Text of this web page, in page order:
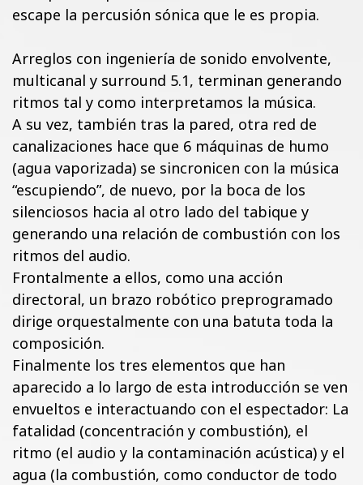
escape la percusión sónica que le es propia.
Arreglos con ingeniería de sonido envolvente,
multicanal y surround 5.1, terminan generando
ritmos tal y como interpretamos la música.
A su vez, también tras la pared, otra red de
canalizaciones hace que 6 máquinas de humo
(agua vaporizada) se sincronicen con la música
“escupiendo”, de nuevo, por la boca de los
silenciosos hacia al otro lado del tabique y
generando una relación de combustión con los
ritmos del audio.
Frontalmente a ellos, como una acción
directoral, un brazo robótico preprogramado
dirige orquestalmente con una batuta toda la
composición.
Finalmente los tres elementos que han
aparecido a lo largo de esta introducción se ven
envueltos e interactuando con el espectador: La
fatalidad (concentración y combustión), el
ritmo (el audio y la contaminación acústica) y el
agua (la combustión, como conductor de todo